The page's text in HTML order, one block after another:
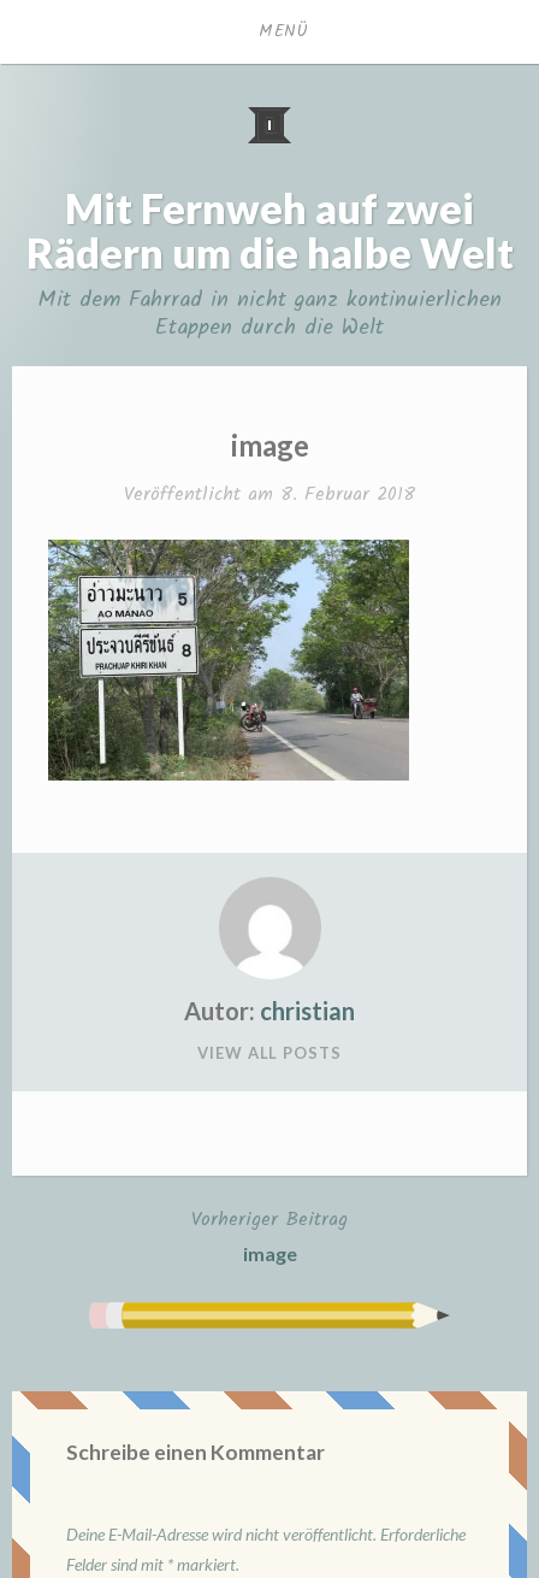
MENÜ
Mit Fernweh auf zwei
Rädern um die halbe Welt
Mit dem Fahrrad in nicht ganz kontinuierlichen
Etappen durch die Welt
image
Veröffentlicht am 8. Februar 2018
Autor: christian
VIEW ALL POSTS
Vorheriger Beitrag
image
Schreibe einen Kommentar
Deine E-Mail-Adresse wird nicht veröffentlicht. Erforderliche
Felder sind mit *markiert.